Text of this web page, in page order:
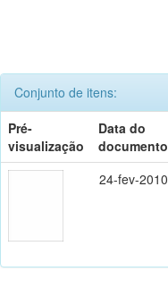
Conjunto de itens:
Pré-
visualização
Data do
documento
24-fev-2010